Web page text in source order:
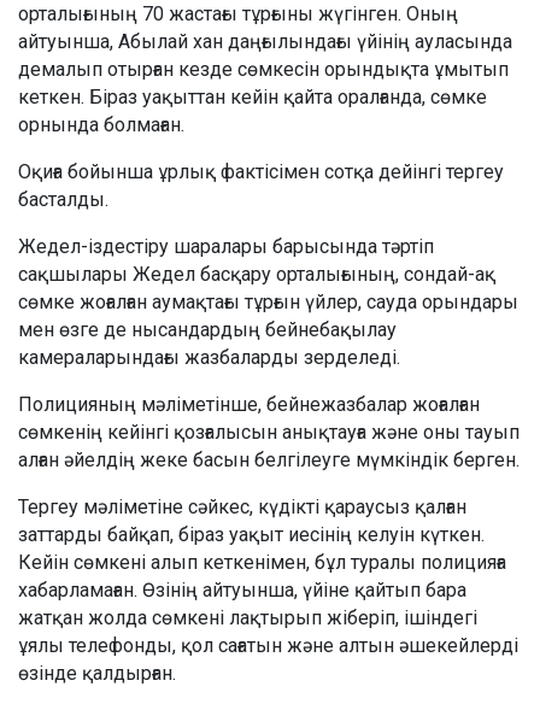
орталығының 70 жастағы тұрғыны жүгінген. Оның
айтуынша, Абылай хан даңғылындағы үйінің ауласында
демалып отырған кезде сөмкесін орындықта ұмытып
кеткен. Біраз уақыттан кейін қайта оралғанда, сөмке
орнында болмаған.
Оқиға бойынша ұрлық фактісімен сотқа дейінгі тергеу
басталды.
Жедел-іздестіру шаралары барысында тәртіп
сақшылары Жедел басқару орталығының, сондай-ақ
сөмке жоғалған аумақтағы тұрғын үйлер, сауда орындары
мен өзге де нысандардың бейнебақылау
камераларындағы жазбаларды зерделеді.
Полицияның мәліметінше, бейнежазбалар жоғалған
сөмкенің кейінгі қозғалысын анықтауға және оны тауып
алған әйелдің жеке басын белгілеуге мүмкіндік берген.
Тергеу мәліметіне сәйкес, күдікті қараусыз қалған
заттарды байқап, біраз уақыт иесінің келуін күткен.
Кейін сөмкені алып кеткенімен, бұл туралы полицияға
хабарламаған. Өзінің айтуынша, үйіне қайтып бара
жатқан жолда сөмкені лақтырып жіберіп, ішіндегі
ұялы телефонды, қол сағатын және алтын әшекейлерді
өзінде қалдырған.